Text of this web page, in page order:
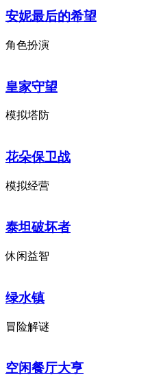
安妮最后的希望
角色扮演
皇家守望
模拟塔防
花朵保卫战
模拟经营
泰坦破坏者
休闲益智
绿水镇
冒险解谜
空闲餐厅大亨